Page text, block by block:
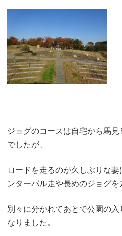
ジョグのコースは自宅から馬
でしたが、
ロードを走るのが久しぶりな
ンターバル走や長めのジョグを
別々に分かれてあとで公園の
なりました。